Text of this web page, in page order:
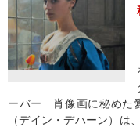
ーバー 肖像画に秘めた
（デイン・デハーン）は